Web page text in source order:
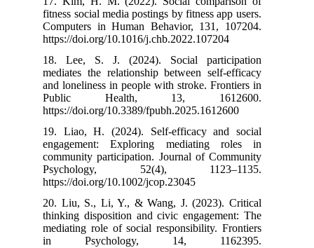
fitness social
Computers in
18. Lee, S.
mediates the
and loneliness
Public
19. Liao, H.
community
20. Liu, S.,
thinking
mediating role
in